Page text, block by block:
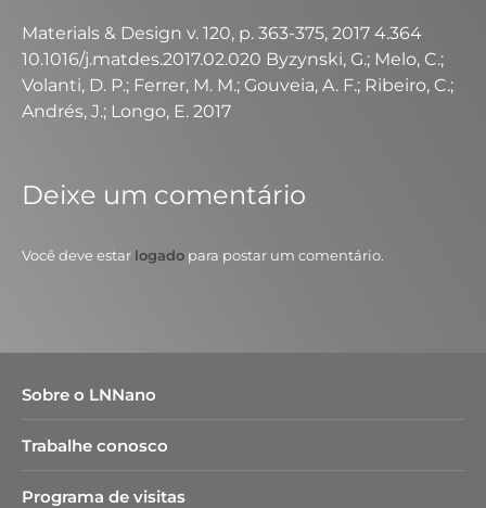
Materials & Design v. 120, p. 363-375, 2017 4.364
10.1016/j.matdes.2017.02.020 Byzynski, G.; Melo, C.;
Volanti, D. P.; Ferrer, M. M.; Gouveia, A. F.; Ribeiro, C.;
Andrés, J.; Longo, E. 2017
Deixe um comentário
Você deve estar logado para postar um comentário.
Sobre o LNNano
Trabalhe conosco
Programa de visitas